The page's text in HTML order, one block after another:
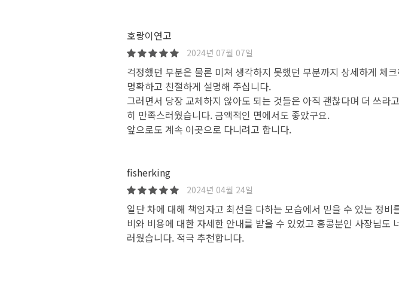
호랑이연고
2024년 07월 07일
걱정했던 부분은 물론 미쳐 생각하지 못했던 부분까지 상세하게 체
명확하고 친절하게 설명해 주십니다.
그러면서 당장 교체하지 않아도 되는 것들은 아직 괜찮다며 더 쓰
히 만족스러웠습니다. 금액적인 면에서도 좋았구요.
앞으로도 계속 이곳으로 다니려고 합니다.
fisherking
2024년 04월 24일
일단 차에 대해 책임자고 최선을 다하는 모습에서 믿을 수 있는 정
비와 비용에 대한 자세한 안내를 받을 수 있었고 홍콩분인 사장님
러웠습니다. 적극 추천합니다.